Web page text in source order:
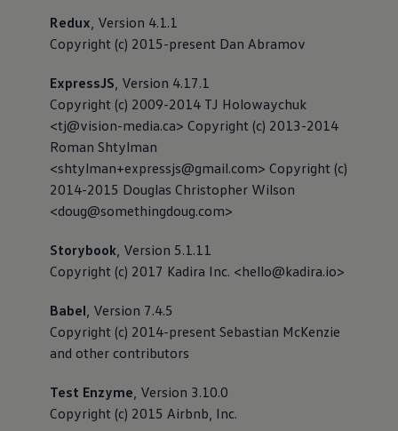
Redux, Version 4.1.1
Copyright (c) 2015-present Dan Abramov
ExpressJS, Version 4.17.1
Copyright (c) 2009-2014 TJ Holowaychuk
<tj@vision-media.ca> Copyright (c) 2013-2014
Roman Shtylman
<shtylman+expressjs@gmail.com> Copyright (c)
2014-2015 Douglas Christopher Wilson
<doug@somethingdoug.com>
Storybook, Version 5.1.11
Copyright (c) 2017 Kadira Inc. <hello@kadira.io>
Babel, Version 7.4.5
Copyright (c) 2014-present Sebastian McKenzie
and other contributors
Test Enzyme, Version 3.10.0
Copyright (c) 2015 Airbnb, Inc.